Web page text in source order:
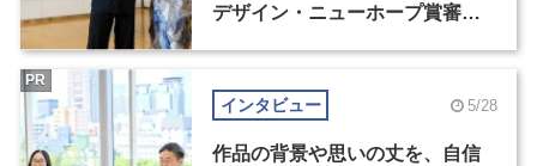
デザイン・ニューホープ賞審査
インタビュー 5/28
作品の背景や思いの丈を、自信
PR